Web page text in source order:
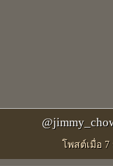
โพสต์เมื่อ 7